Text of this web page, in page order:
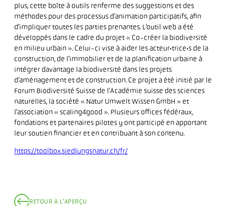
plus, cette boîte à outils renferme des suggestions et des
méthodes pour des processus d’animation participatifs, afin
d’impliquer toutes les parties prenantes. L’outil web a été
développés dans le cadre du projet « Co-créer la biodiversité
en milieu urbain ». Celui-ci vise à aider les acteur·trice·s de la
construction, de l’immobilier et de la planification urbaine à
intégrer davantage la biodiversité dans les projets
d’aménagement et de construction. Ce projet a été initié par le
Forum Biodiversité Suisse de l’Académie suisse des sciences
naturelles, la société « Natur Umwelt Wissen GmbH » et
l’association « scaling4good ». Plusieurs offices fédéraux,
fondations et partenaires pilotes y ont participé en apportant
leur soutien financier et en contribuant à son contenu.
https://toolbox.siedlungsnatur.ch/fr/
RETOUR À L’APERÇU